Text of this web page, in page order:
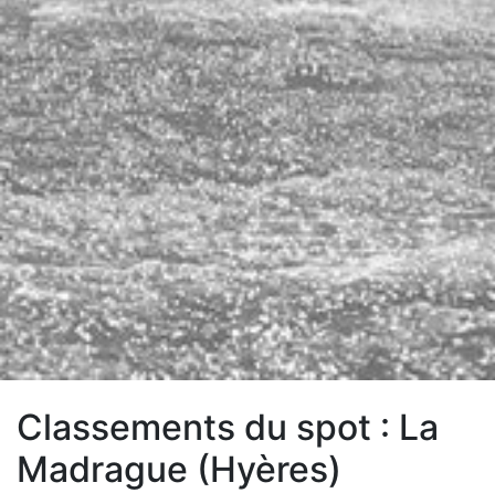
Classements du spot : La
Madrague (Hyères)